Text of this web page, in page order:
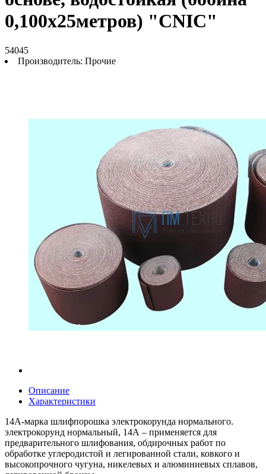
0,100х25метров) "CNIC"
54045
Производитель: Прочие
Описание
Характеристики
14А-марка шлифпорошка электрокорунда нормального.
электрокорунд нормальный, 14А – применяется для
предварительного шлифования, обдирочных работ по
обработке углеродистой и легированной стали, ковкого и
высокопрочного чугуна, никелевых и алюминиевых сплавов,